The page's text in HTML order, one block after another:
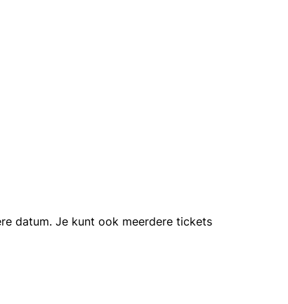
datum. Je kunt ook meerdere tickets